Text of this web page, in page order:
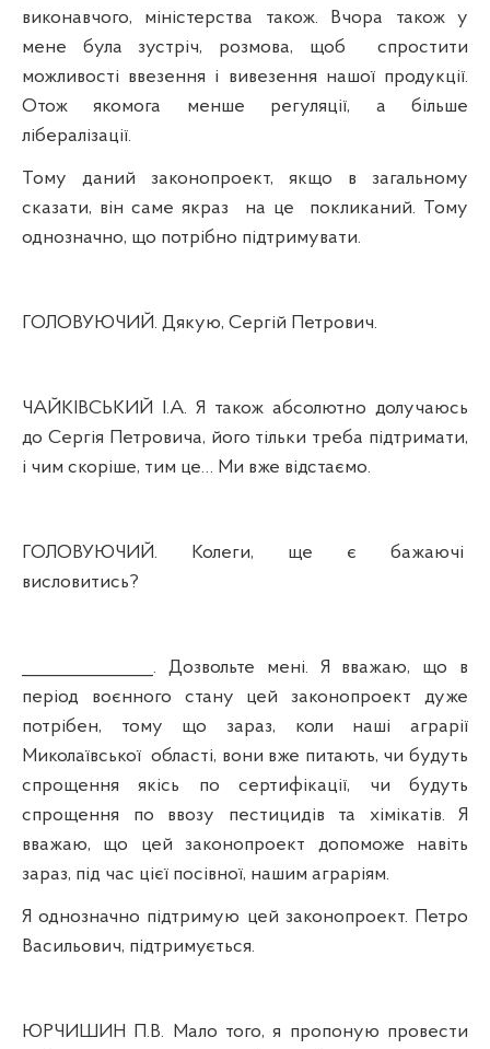
виконавчого, міністерства також. Вчора також у
мене була зустріч, розмова, щоб
спростити
можливості ввезення і вивезення нашої продукції.
Отож якомога менше регуляції, а більше
лібералізації.
Тому даний законопроект, якщо в загальному
сказати, він саме якраз
на це
покликаний. Тому
однозначно, що потрібно підтримувати.
ГОЛОВУЮЧИЙ. Дякую, Сергій Петрович.
ЧАЙКІВСЬКИЙ І.А. Я також абсолютно долучаюсь
до Сергія Петровича, його тільки треба підтримати,
і чим скоріше, тим це… Ми вже відстаємо.
ГОЛОВУЮЧИЙ. Колеги, ще є бажаючі
висловитись?
_______________. Дозвольте мені. Я вважаю, що в
період воєнного стану цей законопроект дуже
потрібен, тому що зараз, коли наші аграрії
Миколаївської області, вони вже питають, чи будуть
спрощення якісь по сертифікації, чи будуть
спрощення по ввозу пестицидів та хімікатів. Я
вважаю, що цей законопроект допоможе навіть
зараз, під час цієї посівної, нашим аграріям.
Я однозначно підтримую цей законопроект. Петро
Васильович, підтримується.
ЮРЧИШИН П.В. Мало того, я пропоную провести